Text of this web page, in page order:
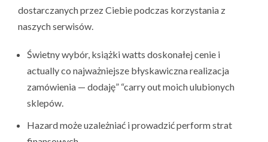
dostarczanych przez Ciebie podczas korzystania z
naszych serwisów.
Świetny wybór, książki watts doskonałej cenie i
actually co najważniejsze błyskawiczna realizacja
zamówienia — dodaję” “carry out moich ulubionych
sklepów.
Hazard może uzależniać i prowadzić perform strat